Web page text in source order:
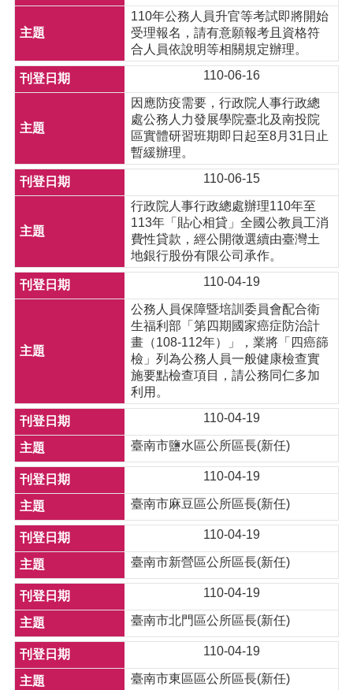
110年公務人員升官等考試即將開始
受理報名，請有意願報考且資格符
合人員依說明等相關規定辦理。
110-06-16
因應防疫需要，行政院人事行政總
處公務人力發展學院臺北及南投院
區實體研習班期即日起至8月31日止
暫緩辦理。
110-06-15
行政院人事行政總處辦理110年至
113年「貼心相貸」全國公教員工消
費性貸款，經公開徵選續由臺灣土
地銀行股份有限公司承作。
110-04-19
公務人員保障暨培訓委員會配合衛
生福利部「第四期國家癌症防治計
畫（108-112年）」，業將「四癌篩
檢」列為公務人員一般健康檢查實
施要點檢查項目，請公務同仁多加
利用。
110-04-19
臺南市鹽水區公所區長(新任)
110-04-19
臺南市麻豆區公所區長(新任)
110-04-19
臺南市新營區公所區長(新任)
110-04-19
臺南市北門區公所區長(新任)
110-04-19
臺南市東區區公所區長(新任)